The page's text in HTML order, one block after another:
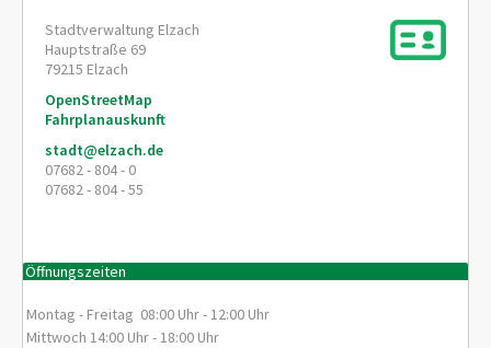
Stadtverwaltung Elzach
Hauptstraße 69
79215 Elzach
OpenStreetMap
Fahrplanauskunft
stadt@elzach.de
07682 - 804 - 0
07682 - 804 - 55
Öffnungszeiten
Montag - Freitag 08:00 Uhr - 12:00 Uhr
Mittwoch 14:00 Uhr - 18:00 Uhr